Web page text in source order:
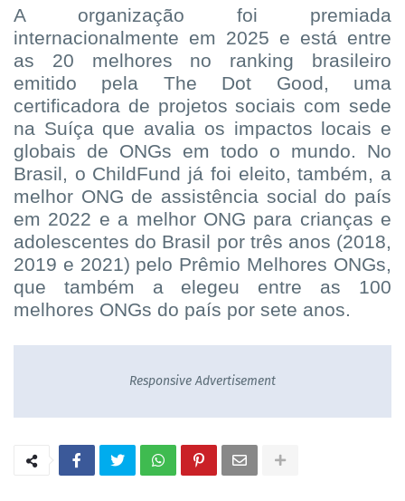
A organização foi premiada
internacionalmente em 2025 e está entre
as 20 melhores no ranking brasileiro
emitido pela The Dot Good, uma
certificadora de projetos sociais com sede
na Suíça que avalia os impactos locais e
globais de ONGs em todo o mundo. No
Brasil, o ChildFund já foi eleito, também, a
melhor ONG de assistência social do país
em 2022 e a melhor ONG para crianças e
adolescentes do Brasil por três anos (2018,
2019 e 2021) pelo Prêmio Melhores ONGs,
que também a elegeu entre as 100
melhores ONGs do país por sete anos.
Responsive Advertisement